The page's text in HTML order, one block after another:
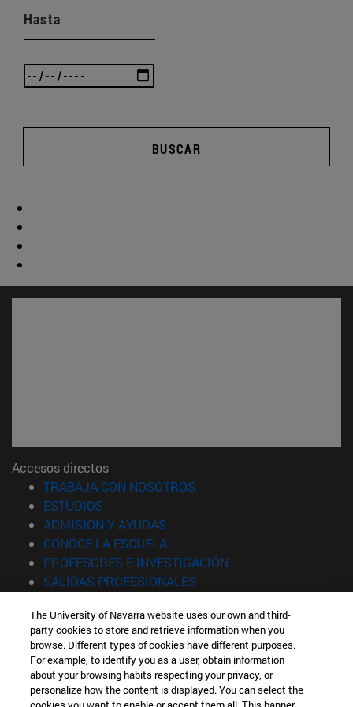
Hasta
BUSCAR
Accesos directos
TRABAJA CON NOSOTROS
ESTUDIOS
ADMISIÓN Y AYUDAS
CONOCE LA ESCUELA(abre en nueva ventana)
PROFESORES E INVESTIGACIÓN
SALIDAS PROFESIONALES
Información
TFNO +34 943 21 98 77
¿QUÉ GRADO TE INTERESA?
¿QUÉ MÁSTER TE INTERESA?
The University of Navarra website uses our own and third-
party cookies to store and retrieve information when you
browse. Different types of cookies have different purposes.
For example, to identify you as a user, obtain information
about your browsing habits respecting your privacy, or
personalize how the content is displayed. You can select the